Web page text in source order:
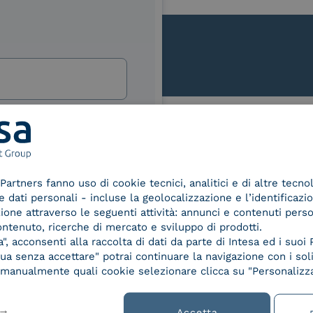
Trust
for
Service Provider e
Aggregatore SPID
e offerte di INTESA.
di INTESA.
inviando una e-mail
se non si desidera ricevere
facendo clic sul
e-mail.
nelle Norme di tutela della
di aver letto e compreso
fanno uso di cookie tecnici, analitici e di altre
dati personali - incluse la geolocalizzazione e
attraverso le seguenti attività: annunci e contenuti
ricerche di mercato e sviluppo di prodotti.
acconsenti alla raccolta di dati da parte di Intesa ed i suoi
senza accettare" potrai continuare la navigazione con i
quali cookie selezionare clicca su